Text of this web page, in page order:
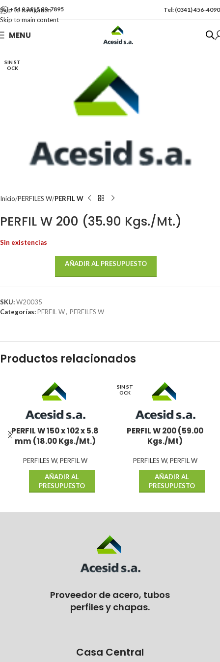
Skip to navigation
Skip to main content
+54 9 3415 99-7895 Tel: (0341) 456-4090
MENU
SIN ST
OCK
Inicio PERFILES W PERFIL W
PERFIL W 200 (35.90 Kgs./Mt.)
Se vende por Und
Sin existencias
AÑADIR AL PRESUPUESTO
SKU:W20035
Categorías:PERFIL W, PERFILES W
Productos relacionados
PERFIL W 150 x 102 x 5.8
mm (18.00 Kgs./Mt.)
PERFILES W, PERFIL W
AÑADIR AL
PRESUPUESTO
SIN ST
OCK
PERFIL W 200 (59.00
Kgs./Mt)
PERFILES W, PERFIL W
AÑADIR AL
PRESUPUESTO
Proveedor de acero, tubos
perfiles y chapas.
Casa Central